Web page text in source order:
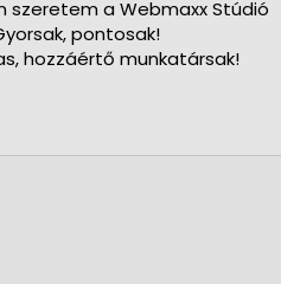
szeretem a Webmaxx Stúdió
pontosak!
hozzáértő munkatársak!